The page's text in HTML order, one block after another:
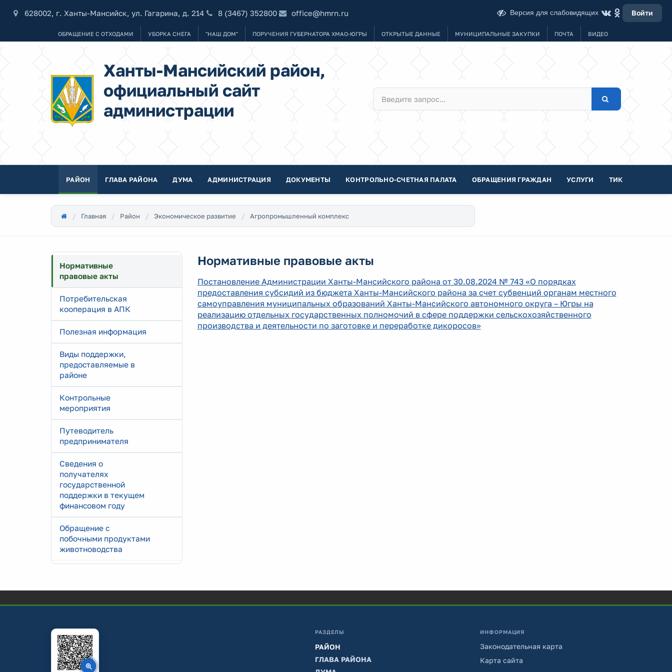
628002, г. Ханты-Мансийск, ул. Гагарина, д. 214 8 (3467) 352800 office@hmrn.ru Версия для слабовидящих Войти
ОБРАЩЕНИЕ С ОТХОДАМИ УБОРКА СНЕГА "НАШ ДОМ" ПОРУЧЕНИЯ ГУБЕРНАТОРА ХМАО-ЮГРЫ ОТКРЫТЫЕ ДАННЫЕ МУНИЦИПАЛЬНЫЕ ЗАКУПКИ ПОЧТА ВИДЕО
Ханты-Мансийский район,
официальный сайт
администрации
РАЙОН ГЛАВА РАЙОНА ДУМА АДМИНИСТРАЦИЯ ДОКУМЕНТЫ КОНТРОЛЬНО-СЧЕТНАЯ ПАЛАТА ОБРАЩЕНИЯ ГРАЖДАН УСЛУГИ ТИК
Главная Район Экономическое развитие Агропромышленный комплекс
Нормативные
правовые акты
Потребительская
кооперация в АПК
Полезная информация
Виды поддержки,
предоставляемые в
районе
Контрольные
мероприятия
Путеводитель
предпринимателя
Сведения о
получателях
государственной
поддержки в текущем
финансовом году
Обращение с
побочными продуктами
животноводства
Нормативные правовые акты
Постановление Администрации Ханты-Мансийского района от 30.08.2024 № 743 «О порядках
предоставления субсидий из бюджета Ханты-Мансийского района за счет субвенций органам местного
самоуправления муниципальных образований Ханты-Мансийского автономного округа – Югры на
реализацию отдельных государственных полномочий в сфере поддержки сельскохозяйственного
производства и деятельности по заготовке и переработке дикоросов»
РАЗДЕЛЫ
РАЙОН
ГЛАВА РАЙОНА
ИНФОРМАЦИЯ
Законодательная карта
Карта сайта